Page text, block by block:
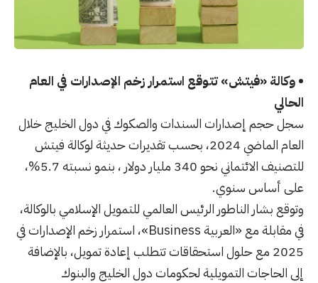
• وكالة «فيتش» تتوقع استمرار زخم الإصدارات في العام
الحالي
سجل حجم إصدارات السندات والصكوك في دول الخليج خلال
العام الماضي 2024، بحسب تقديرات حديثة لوكالة فيتش
للتصنيف الائتماني نحو 340 مليار دولار ، بنمو نسبته 5.7%،
على أساس سنوي.
وتوقع بشار الناطور الرئيس العالمي للتمويل الإسلامي بالوكالة،
في مقابلة مع «العربية Business»، استمرار زخم الإصدارات في
2025 مع حلول استحقاقات تتطلب إعادة تمويل، بالإضافة
إلى الحاجات التمويلية لحكومات دول الخليج والبنوك